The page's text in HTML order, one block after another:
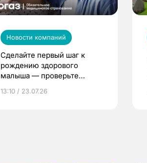
Новости компаний
Сделайте первый шаг к
рождению здорового
малыша — проверьте
по ОМС!
13:10 / 23.07.26